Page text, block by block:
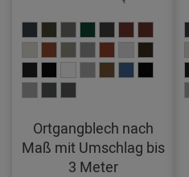
Ortgangblech nach
Maß mit Umschlag bis
3 Meter